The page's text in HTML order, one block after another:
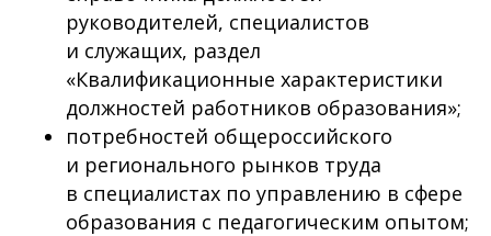
руководителей, специалистов
и служащих, раздел
«Квалификационные характеристики
должностей работников образования»;
потребностей общероссийского
и регионального рынков труда
в специалистах по управлению в сфере
образования с педагогическим опытом;